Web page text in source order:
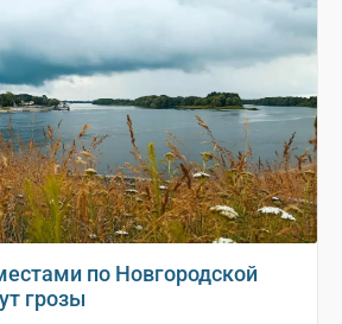
по Новгородской
грозы